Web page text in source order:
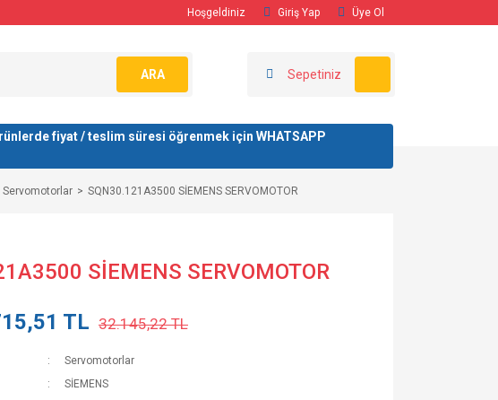
Hoşgeldiniz Giriş Yap Üye Ol
ARA Sepetiniz
fiyat / teslim süresi öğrenmek için WHATSAPP
Servomotorlar SQN30.121A3500 SİEMENS SERVOMOTOR
SİEMENS SERVOMOTOR
TL 32.145,22 TL
Servomotorlar
SİEMENS